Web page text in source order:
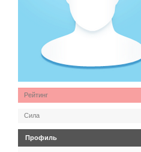
Рейтинг
Сила
Профиль